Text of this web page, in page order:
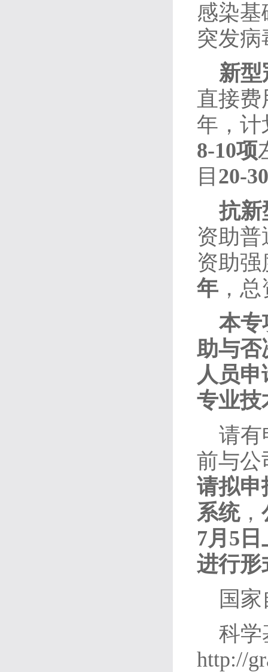
感染基
突发
新型
直接费
年，计
8-10项
目 20-
抗新
资助普
资助强
年 ，
本专
助与否
人员
专业技
请有
前与公
请拟申
系统，
7月5
进行形
国
科学
http://